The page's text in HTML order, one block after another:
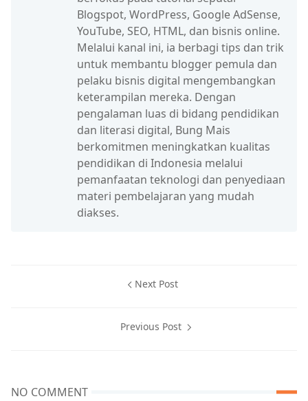
Blogspot, WordPress, Google AdSense,
YouTube, SEO, HTML, dan bisnis online.
Melalui kanal ini, ia berbagi tips dan trik
untuk membantu blogger pemula dan
pelaku bisnis digital mengembangkan
keterampilan mereka. Dengan
pengalaman luas di bidang pendidikan
dan literasi digital, Bung Mais
berkomitmen meningkatkan kualitas
pendidikan di Indonesia melalui
pemanfaatan teknologi dan penyediaan
materi pembelajaran yang mudah
diakses.
Next Post
Previous Post
NO COMMENT